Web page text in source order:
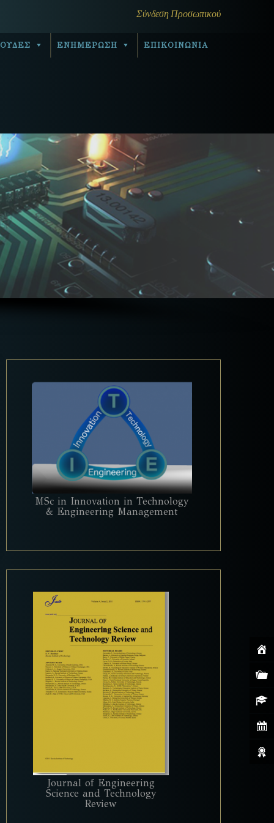
Σύνδεση Προσωπικού
ΕΝΗΜΕΡΩΣΗ ΕΠΙΚΟΙΝΩΝΙΑ
MSc in Innovation in Technology
& Engineering Management
Journal of Engineering
Science and Technology
Review